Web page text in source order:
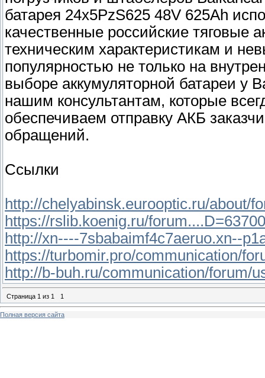
батарея 24x5PzS625 48V 625Ah
качественные российские тяговые
техническим характеристикам и
популярностью не только на
выборе аккумуляторной батареи у
нашим консультантам, которые
обеспечиваем отправку АКБ
обращений.
Ссылки
http://chelyabinsk.eurooptic.ru/about/
https://rslib.koenig.ru/forum....D=63700
http://xn----7sbabaimf4c7aeruo.xn--
https://turbomir.pro/communication/
http://b-buh.ru/communication/forum/
Страница 1 из 1 1
Полная версия сайта